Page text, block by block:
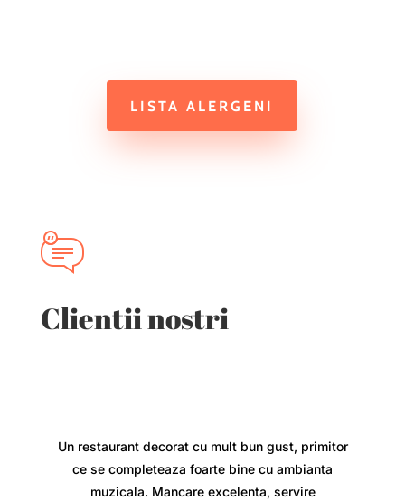
LISTA ALERGENI
Clientii nostri
Un restaurant decorat cu mult bun gust, primitor
ce se completeaza foarte bine cu ambianta
muzicala. Mancare excelenta, servire